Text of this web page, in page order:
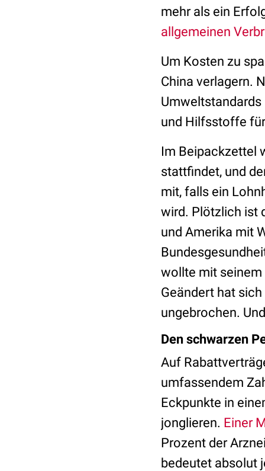
mehr als ein
allgemeinen
Um Kosten zu
China verlagern.
und Hilfsstoffe
Im Beipackzettel
stattfindet, und
mit, falls ein
wird. Plötzlich ist
und Amerika mit
wollte mit seinem
Geändert hat
ungebrochen.
Den schwarzen
Auf
umfassendem
Eckpunkte in
jonglieren. Einer
Prozent der
bedeutet absolut